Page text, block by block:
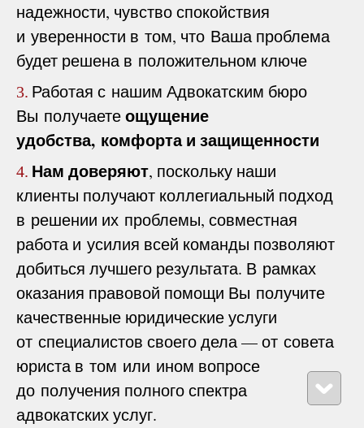
надежности, чувство спокойствия
и уверенности в том, что Ваша проблема
будет решена в положительном ключе
3. Работая с нашим Адвокатским бюро
Вы получаетеощущение
удобства, комфорта и защищенности
4. Нам доверяют, поскольку наши
клиенты получают коллегиальный подход
в решении их проблемы, совместная
работа и усилия всей команды позволяют
добиться лучшего результата. В рамках
оказания правовой помощи Вы получите
качественные юридические услуги
от специалистов своего дела — от совета
юриста в том или ином вопросе
до получения полного спектра
адвокатских услуг.